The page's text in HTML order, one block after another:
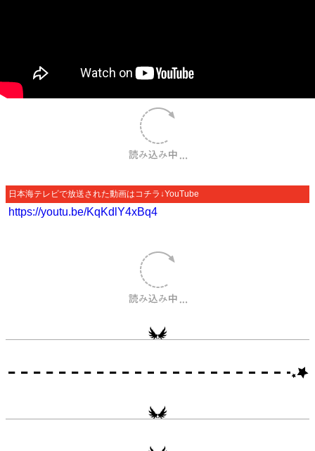
日本海テレビで放送された動画はコチラ↓YouTube
https://youtu.be/KqKdlY4xBq4